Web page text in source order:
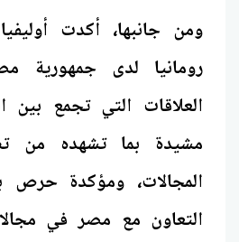
ومن جانبها، أكدت
رومانيا لدى جمهورية
العلاقات التي تجمع بين
مشيدة بما تشهده من
المجالات، ومؤكدة حرص
التعاون مع مصر في